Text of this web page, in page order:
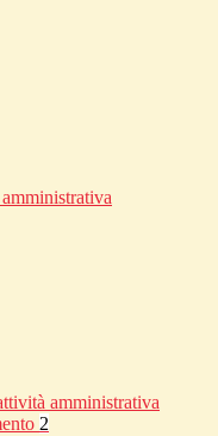
amministrativa
2